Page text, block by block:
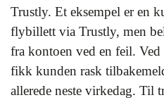
Trustly. Et eksempel er en
flybillett via Trustly, men
fra kontoen ved en feil.
fikk kunden rask
allerede neste virkedag. Til